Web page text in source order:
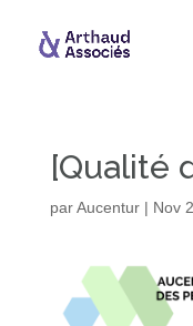
[Qualité
parAucentur| Nov